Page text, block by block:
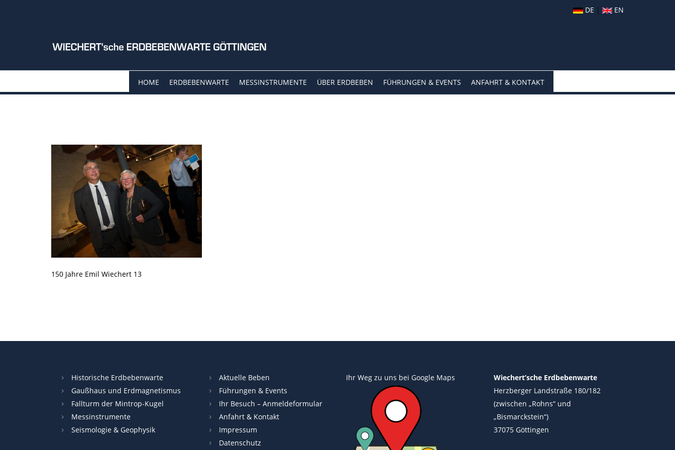
DE | EN
HOME ERDBEBENWARTE MESSINSTRUMENTE ÜBER ERDBEBEN FÜHRUNGEN & EVENTS ANFAHRT & KONTAKT
150 Jahre Emil Wiechert 13
Historische Erdbebenwarte
Gaußhaus und Erdmagnetismus
Fallturm der Mintrop-Kugel
Messinstrumente
Seismologie & Geophysik
Aktuelle Beben
Führungen & Events
Ihr Besuch – Anmeldeformular
Anfahrt & Kontakt
Impressum
Datenschutz
Ihr Weg zu uns beiGoogle Maps
Wiechert’sche Erdbebenwarte
Herzberger Landstraße 180/182
(zwischen „Rohns“ und
„Bismarckstein“)
37075 Göttingen